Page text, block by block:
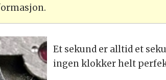
Et sekund er alltid et
ingen klokker helt